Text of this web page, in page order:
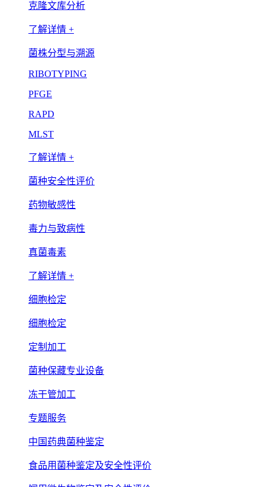
克隆文库分析
了解详情 +
菌株分型与溯源
RIBOTYPING
PFGE
RAPD
MLST
了解详情 +
菌种安全性评价
药物敏感性
毒力与致病性
真菌毒素
了解详情 +
细胞检定
细胞检定
定制加工
菌种保藏专业设备
冻干管加工
专题服务
中国药典菌种鉴定
食品用菌种鉴定及安全性评价